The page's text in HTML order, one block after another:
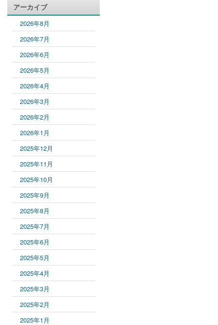
アーカイブ
2026年8月
2026年7月
2026年6月
2026年5月
2026年4月
2026年3月
2026年2月
2026年1月
2025年12月
2025年11月
2025年10月
2025年9月
2025年8月
2025年7月
2025年6月
2025年5月
2025年4月
2025年3月
2025年2月
2025年1月